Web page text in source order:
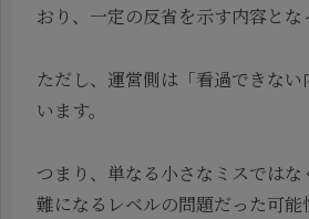
おり、一定の反省を示す内容とな
ただし、運営側は「看過できない
います。
つまり、単なる小さなミスでは
難になるレベルの問題だった可能